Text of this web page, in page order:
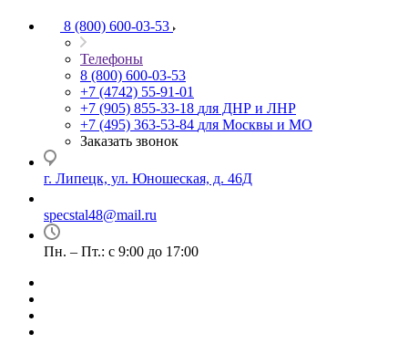
8 (800) 600-03-53
Телефоны
8 (800) 600-03-53
+7 (4742) 55-91-01
+7 (905) 855-33-18 для ДНР и ЛНР
+7 (495) 363-53-84 для Москвы и МО
Заказать звонок
г. Липецк, ул. Юношеская, д. 46Д
specstal48@mail.ru
Пн. – Пт.: с 9:00 до 17:00